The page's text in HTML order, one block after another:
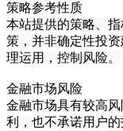
策略参考性质
本站提供的策略、
策，并非确定性投
理运用，控制风险。
金融市场风险
金融市场具有较高
利，也不承诺用户